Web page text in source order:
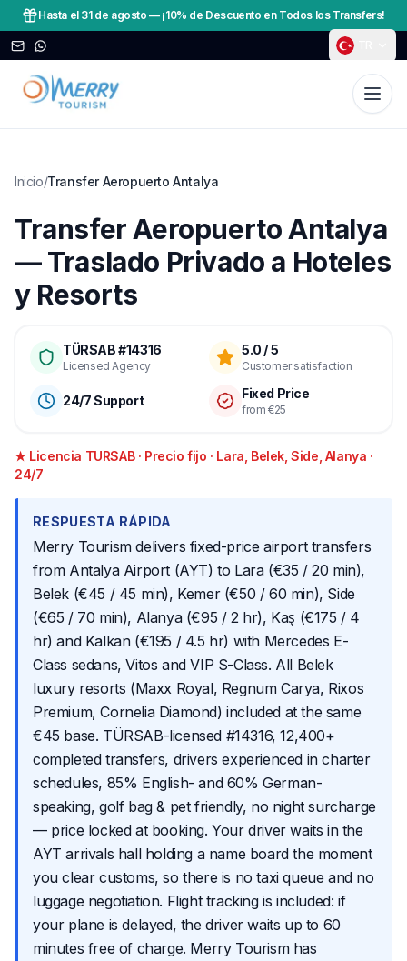
Hasta el 31 de agosto — ¡10% de Descuento en Todos los Transfers!
Inicio/Transfer Aeropuerto Antalya
Transfer Aeropuerto Antalya
— Traslado Privado a Hoteles
y Resorts
TÜRSAB #14316
Licensed Agency
5.0 / 5
Customer satisfaction
24/7 Support Fixed Price
from €25
★ Licencia TURSAB · Precio fijo · Lara, Belek, Side, Alanya ·
24/7
RESPUESTA RÁPIDA
Merry Tourism delivers fixed-price airport transfers
from Antalya Airport (AYT) to Lara (€35 / 20 min),
Belek (€45 / 45 min), Kemer (€50 / 60 min), Side
(€65 / 70 min), Alanya (€95 / 2 hr), Kaş (€175 / 4
hr) and Kalkan (€195 / 4.5 hr) with Mercedes E-
Class sedans, Vitos and VIP S-Class. All Belek
luxury resorts (Maxx Royal, Regnum Carya, Rixos
Premium, Cornelia Diamond) included at the same
€45 base. TÜRSAB-licensed #14316, 12,400+
completed transfers, drivers experienced in charter
schedules, 85% English- and 60% German-
speaking, golf bag & pet friendly, no night surcharge
— price locked at booking. Your driver waits in the
AYT arrivals hall holding a name board the moment
you clear customs, so there is no taxi queue and no
luggage negotiation. Flight tracking is included: if
your plane is delayed, the driver waits up to 60
minutes free of charge. Merry Tourism has